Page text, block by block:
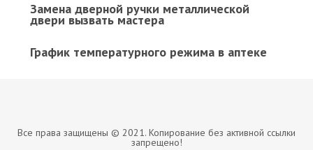
Замена дверной ручки металлической
двери вызвать мастера
График температурного режима в аптеке
Все права защищены © 2021. Копирование без активной ссылки
запрещено!